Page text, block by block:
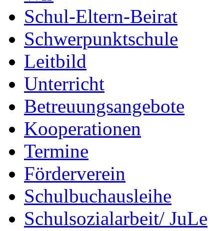
Schul-Eltern-Beirat
Schwerpunktschule
Leitbild
Unterricht
Betreuungsangebote
Kooperationen
Termine
Förderverein
Schulbuchausleihe
Schulsozialarbeit/ JuLe